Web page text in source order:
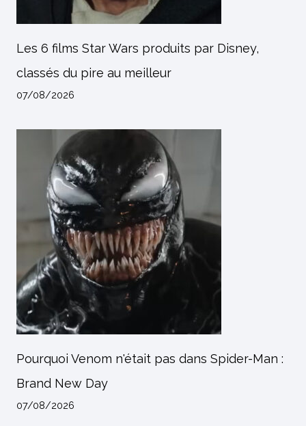
Les 6 films Star Wars produits par Disney,
classés du pire au meilleur
07/08/2026
Pourquoi Venom n'était pas dans Spider-Man :
Brand New Day
07/08/2026